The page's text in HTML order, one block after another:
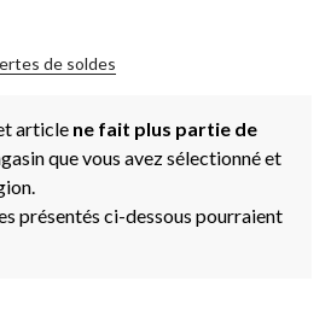
de soldes
article ne fait plus partie de
que vous avez sélectionné et
présentés ci-dessous pourraient